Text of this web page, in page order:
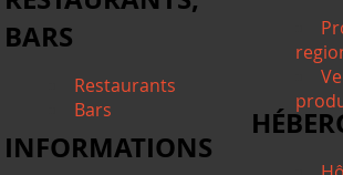
BARS
Restaurants
Bars
INFORMATIONS